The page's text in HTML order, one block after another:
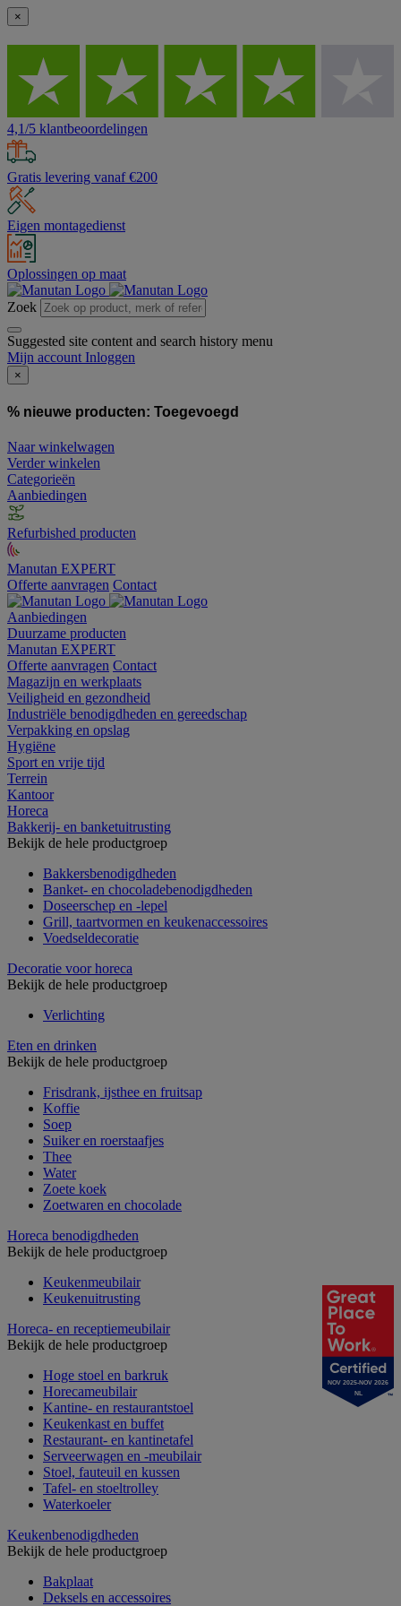
×
4,1/5 klantbeoordelingen
Gratis levering vanaf €200
Eigen montagedienst
Oplossingen op maat
Zoek
Suggested site content and search history menu
Mijn account Inloggen
×
% nieuwe producten: Toegevoegd
Naar winkelwagen
Verder winkelen
Categorieën
Aanbiedingen
Refurbished producten
Manutan EXPERT
Offerte aanvragen Contact
Aanbiedingen
Duurzame producten
Manutan EXPERT
Offerte aanvragen Contact
Magazijn en werkplaats
Veiligheid en gezondheid
Industriële benodigdheden en gereedschap
Verpakking en opslag
Hygiëne
Sport en vrije tijd
Terrein
Kantoor
Horeca
Bakkerij- en banketuitrusting
Bekijk de hele productgroep
Bakkersbenodigdheden
Banket- en chocoladebenodigdheden
Doseerschep en -lepel
Grill, taartvormen en keukenaccessoires
Voedseldecoratie
Decoratie voor horeca
Bekijk de hele productgroep
Verlichting
Eten en drinken
Bekijk de hele productgroep
Frisdrank, ijsthee en fruitsap
Koffie
Soep
Suiker en roerstaafjes
Thee
Water
Zoete koek
Zoetwaren en chocolade
Horeca benodigdheden
Bekijk de hele productgroep
Keukenmeubilair
Keukenuitrusting
Horeca- en receptiemeubilair
Bekijk de hele productgroep
Hoge stoel en barkruk
Horecameubilair
Kantine- en restaurantstoel
Keukenkast en buffet
Restaurant- en kantinetafel
Serveerwagen en -meubilair
Stoel, fauteuil en kussen
Tafel- en stoeltrolley
Waterkoeler
Keukenbenodigdheden
Bekijk de hele productgroep
Bakplaat
Deksels en accessoires
NOV 2025-NOV 2026
NL